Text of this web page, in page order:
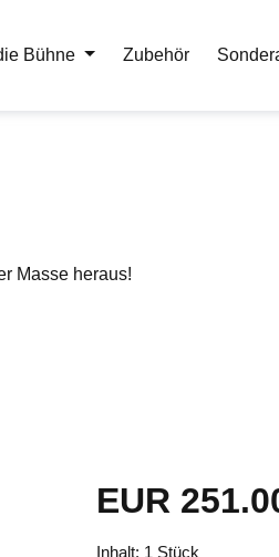
Bühne Zubehör
Masse heraus!
Regulärer Preis:
EUR
Inhalt: 1 Stück